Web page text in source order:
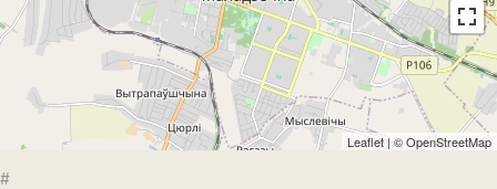
Leaflet| ©OpenStreetMap
#